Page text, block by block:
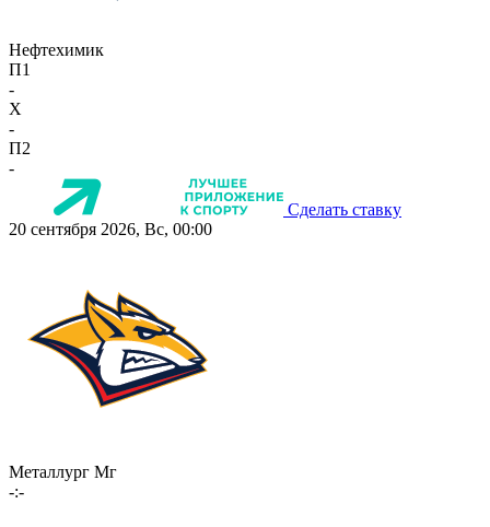
Нефтехимик
П1
-
X
-
П2
-
Сделать ставку
20 сентября 2026, Вс, 00:00
Металлург Мг
-:-